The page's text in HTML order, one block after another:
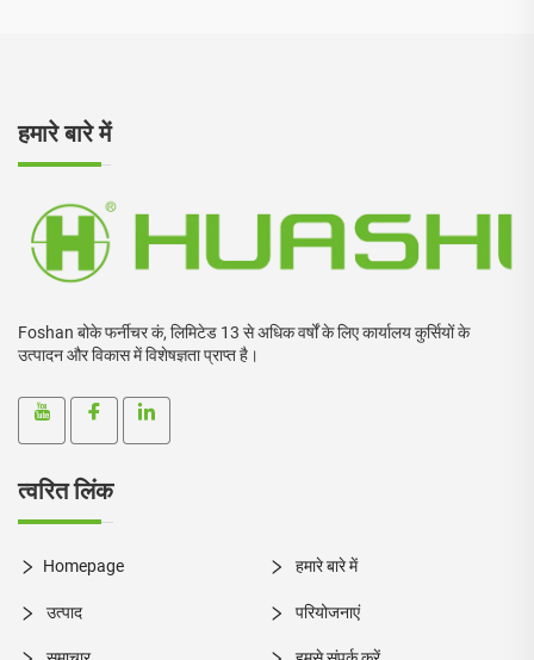
हमारे बारे में
Foshan बोके फर्नीचर कं, लिमिटेड 13 से अधिक वर्षों के लिए कार्यालय कुर्सियों के
उत्पादन और विकास में विशेषज्ञता प्राप्त है।
त्वरित लिंक
Homepage हमारे बारे में
उत्पाद परियोजनाएं